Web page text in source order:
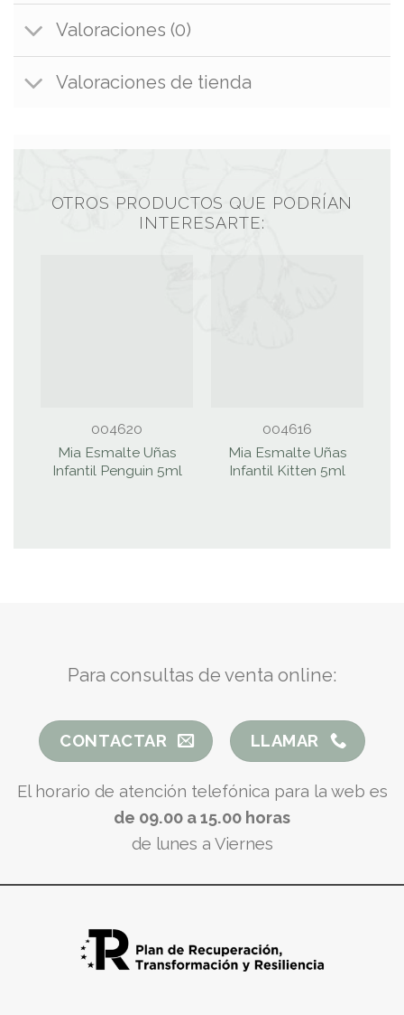
Valoraciones (0)
Valoraciones de tienda
OTROS PRODUCTOS QUE PODRÍAN
INTERESARTE:
004620
Mia Esmalte Uñas
Infantil Penguin 5ml
004616
Mia Esmalte Uñas
Infantil Kitten 5ml
Para consultas de venta online:
CONTACTAR LLAMAR
El horario de atención telefónica para la web es
de 09.00 a 15.00 horas
de lunes a Viernes